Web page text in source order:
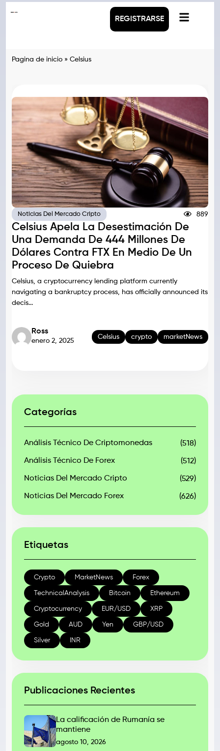
REGISTRARSE
Pagina de inicio » Celsius
Noticias Del Mercado Cripto 889
Celsius Apela La Desestimación De
Una Demanda De 444 Millones De
Dólares Contra FTX En Medio De Un
Proceso De Quiebra
Celsius, a cryptocurrency lending platform currently
navigating a bankruptcy process, has officially announced its
decis...
Ross
enero 2, 2025
Celsius crypto marketNews
Categorías
Análisis Técnico De Criptomonedas (518)
Análisis Técnico De Forex (512)
Noticias Del Mercado Cripto (529)
Noticias Del Mercado Forex (626)
Etiquetas
Crypto MarketNews Forex
TechnicalAnalysis Bitcoin Ethereum
Cryptocurrency EUR/USD XRP
Gold AUD Yen GBP/USD
Silver INR
Publicaciones Recientes
La calificación de Rumanía se
mantiene
agosto 10, 2026